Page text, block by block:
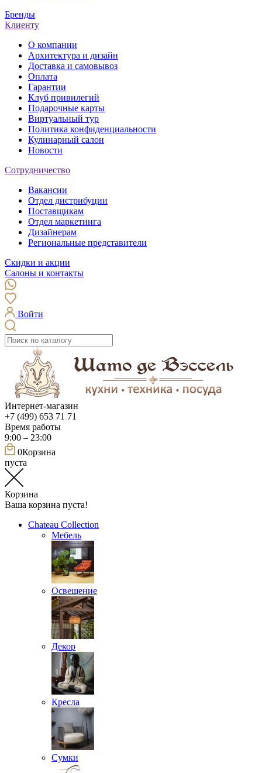
Бренды
Клиенту
О компании
Архитектура и дизайн
Доставка и самовывоз
Оплата
Гарантии
Клуб привилегий
Подарочные карты
Виртуальный тур
Политика конфиденциальности
Кулинарный салон
Новости
Сотрудничество
Вакансии
Отдел дистрибуции
Поставщикам
Отдел маркетинга
Дизайнерам
Региональные представители
Скидки и акции
Салоны и контакты
Войти
Интернет-магазин
+7 (499) 653 71 71
Время работы
9:00 – 23:00
0Корзина
пуста
Корзина
Ваша корзина пуста!
Chateau Collection
Мебель
Освещение
Декор
Кресла
Сумки